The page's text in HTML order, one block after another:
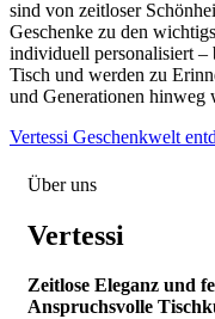
sind von zeitloser
Geschenke zu den
individuell personalisiert –
Tisch und werden zu
und Generationen hinweg
Vertessi Geschenkwelt
Über uns
Vertessi
Zeitlose Eleganz und
Anspruchsvolle